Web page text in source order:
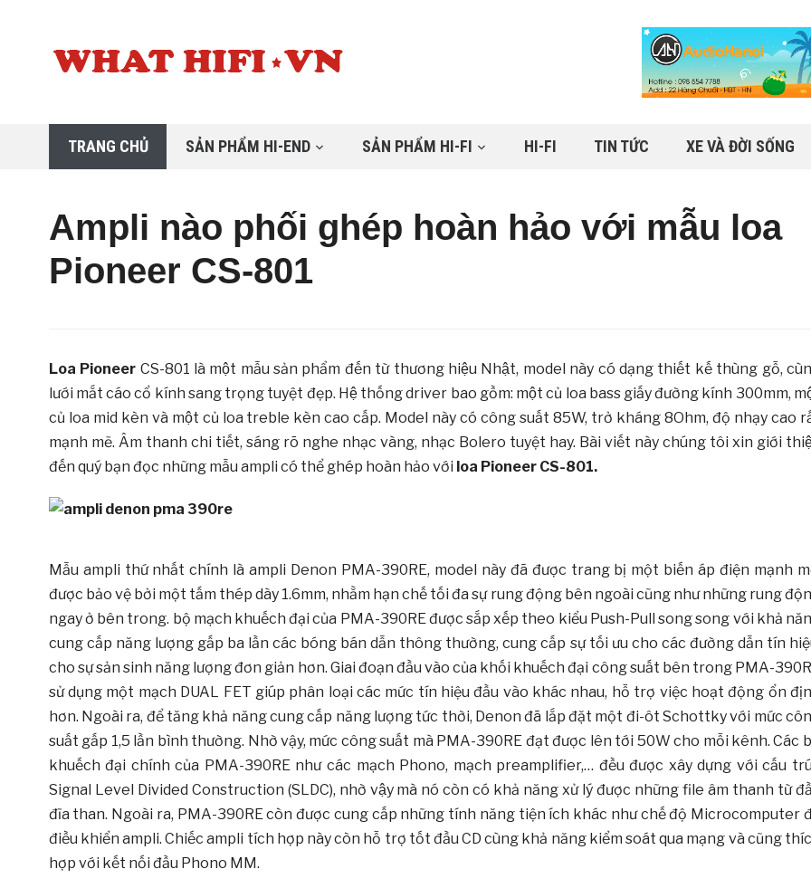
TRANG CHỦ SẢN PHẨM HI-END SẢN PHẨM HI-FI HI-FI TIN TỨC XE VÀ ĐỜI SỐNG
Ampli nào phối ghép hoàn hảo với mẫu loa
Pioneer CS-801
Loa Pioneer CS-801 là một mẫu sản phẩm đến từ thương hiệu Nhật, model này có dạng thiết kế thùng gỗ,
lưới mắt cáo cổ kính sang trọng tuyệt đẹp. Hệ thống driver bao gồm: một củ loa bass giấy đường kính 300mm,
củ loa mid kèn và một củ loa treble kèn cao cấp. Model này có công suất 85W, trở kháng 8Ohm, độ nhạy cao
mạnh mẽ. Âm thanh chi tiết, sáng rõ nghe nhạc vàng, nhạc Bolero tuyệt hay. Bài viết này chúng tôi xin giới
đến quý bạn đọc những mẫu ampli có thể ghép hoàn hảo với loa Pioneer CS-801.
Mẫu ampli thứ nhất chính là ampli Denon PMA-390RE, model này đã được trang bị một biến áp điện mạnh
được bảo vệ bởi một tấm thép dày 1.6mm, nhằm hạn chế tối đa sự rung động bên ngoài cũng như những rung
ngay ở bên trong. bộ mạch khuếch đại của PMA-390RE được sắp xếp theo kiểu Push-Pull song song với khả
cung cấp năng lượng gấp ba lần các bóng bán dẫn thông thường, cung cấp sự tối ưu cho các đường dẫn tín
cho sự sản sinh năng lượng đơn giản hơn. Giai đoạn đầu vào của khối khuếch đại công suất bên trong PMA-
sử dụng một mạch DUAL FET giúp phân loại các mức tín hiệu đầu vào khác nhau, hỗ trợ việc hoạt động ổn
hơn. Ngoài ra, để tăng khả năng cung cấp năng lượng tức thời, Denon đã lắp đặt một đi-ôt Schottky với mức
suất gấp 1,5 lần bình thường. Nhờ vậy, mức công suất mà PMA-390RE đạt được lên tới 50W cho mỗi kênh. Các
khuếch đại chính của PMA-390RE như các mạch Phono, mạch preamplifier,… đều được xây dựng với cấu
Signal Level Divided Construction (SLDC), nhờ vậy mà nó còn có khả năng xử lý được những file âm thanh từ
đĩa than. Ngoài ra, PMA-390RE còn được cung cấp những tính năng tiện ích khác như chế độ Microcomputer
điều khiển ampli. Chiếc ampli tích hợp này còn hỗ trợ tốt đầu CD cùng khả năng kiểm soát qua mạng và cũng
hợp với kết nối đầu Phono MM.